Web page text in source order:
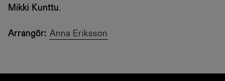
Mikki Kunttu.
Arrangör: Anna Eriksson